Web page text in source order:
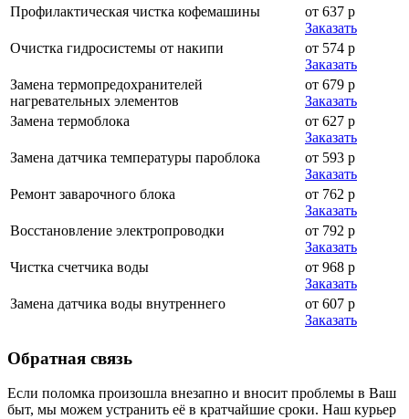
Профилактическая чистка кофемашины
от 637 р
Заказать
Очистка гидросистемы от накипи
от 574 р
Заказать
Замена термопредохранителей
нагревательных элементов
от 679 р
Заказать
Замена термоблока
от 627 р
Заказать
Замена датчика температуры пароблока
от 593 р
Заказать
Ремонт заварочного блока
от 762 р
Заказать
Восстановление электропроводки
от 792 р
Заказать
Чистка счетчика воды
от 968 р
Заказать
Замена датчика воды внутреннего
от 607 р
Заказать
Обратная связь
Если поломка произошла внезапно и вносит проблемы в Ваш
быт, мы можем устранить её в кратчайшие сроки. Наш курьер